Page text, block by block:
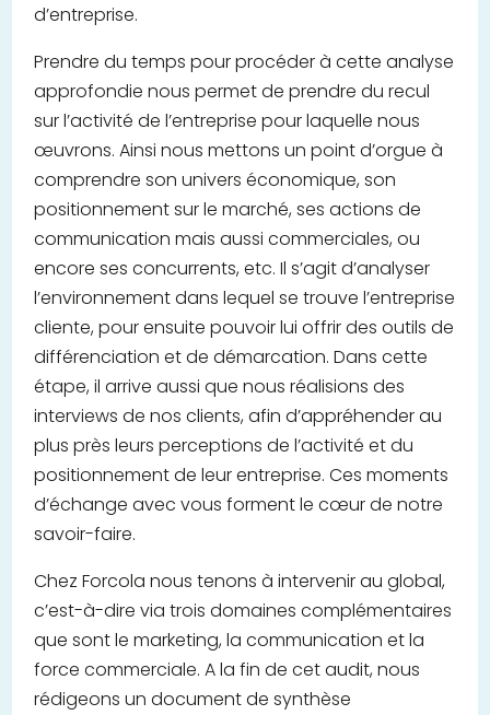
d’entreprise.
Prendre du temps pour procéder à cette analyse
approfondie nous permet de prendre du recul
sur l’activité de l’entreprise pour laquelle nous
œuvrons. Ainsi nous mettons un point d’orgue à
comprendre son univers économique, son
positionnement sur le marché, ses actions de
communication mais aussi commerciales, ou
encore ses concurrents, etc. Il s’agit d’analyser
l’environnement dans lequel se trouve l’entreprise
cliente, pour ensuite pouvoir lui offrir des outils de
différenciation et de démarcation. Dans cette
étape, il arrive aussi que nous réalisions des
interviews de nos clients, afin d’appréhender au
plus près leurs perceptions de l’activité et du
positionnement de leur entreprise. Ces moments
d’échange avec vous forment le cœur de notre
savoir-faire.
Chez Forcola nous tenons à intervenir au global,
c’est-à-dire via trois domaines complémentaires
que sont le marketing, la communication et la
force commerciale. A la fin de cet audit, nous
rédigeons un document de synthèse